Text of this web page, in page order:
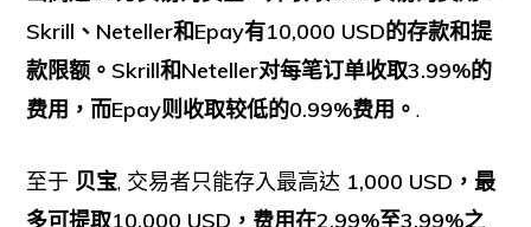
Skrill、Neteller和Epay有10,000 USD的存款和提
款限额。Skrill和Neteller对每笔订单收取3.99%的
费用，而Epay则收取较低的0.99%费用。.
至于 贝宝, 交易者只能存入最高达 1,000 USD，最
多可提取10,000 USD，费用在2.99%至3.99%之